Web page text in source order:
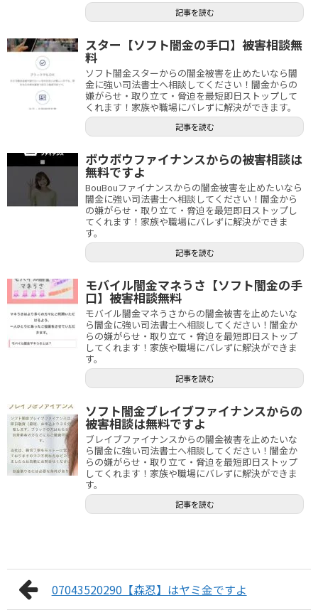
記事を読む
スター【ソフト闇金の手口】被害相談無
料
ソフト闇金スターからの闇金被害を止めたいなら闇
金に強い司法書士へ相談してください！闇金からの
嫌がらせ・取り立て・脅迫を最短即日ストップして
くれます！家族や職場にバレずに解決ができます。
記事を読む
ボウボウファイナンスからの被害相談は
無料ですよ
BouBouファイナンスからの闇金被害を止めたいなら
闇金に強い司法書士へ相談してください！闇金から
の嫌がらせ・取り立て・脅迫を最短即日ストップし
てくれます！家族や職場にバレずに解決ができま
す。
記事を読む
モバイル闇金マネうさ【ソフト闇金の手
口】被害相談無料
モバイル闇金マネうさからの闇金被害を止めたいな
ら闇金に強い司法書士へ相談してください！闇金か
らの嫌がらせ・取り立て・脅迫を最短即日ストップ
してくれます！家族や職場にバレずに解決ができま
す。
記事を読む
ソフト闇金ブレイブファイナンスからの
被害相談は無料ですよ
ブレイブファイナンスからの闇金被害を止めたいな
ら闇金に強い司法書士へ相談してください！闇金か
らの嫌がらせ・取り立て・脅迫を最短即日ストップ
してくれます！家族や職場にバレずに解決ができま
す。
記事を読む
07043520290【森忍】はヤミ金ですよ